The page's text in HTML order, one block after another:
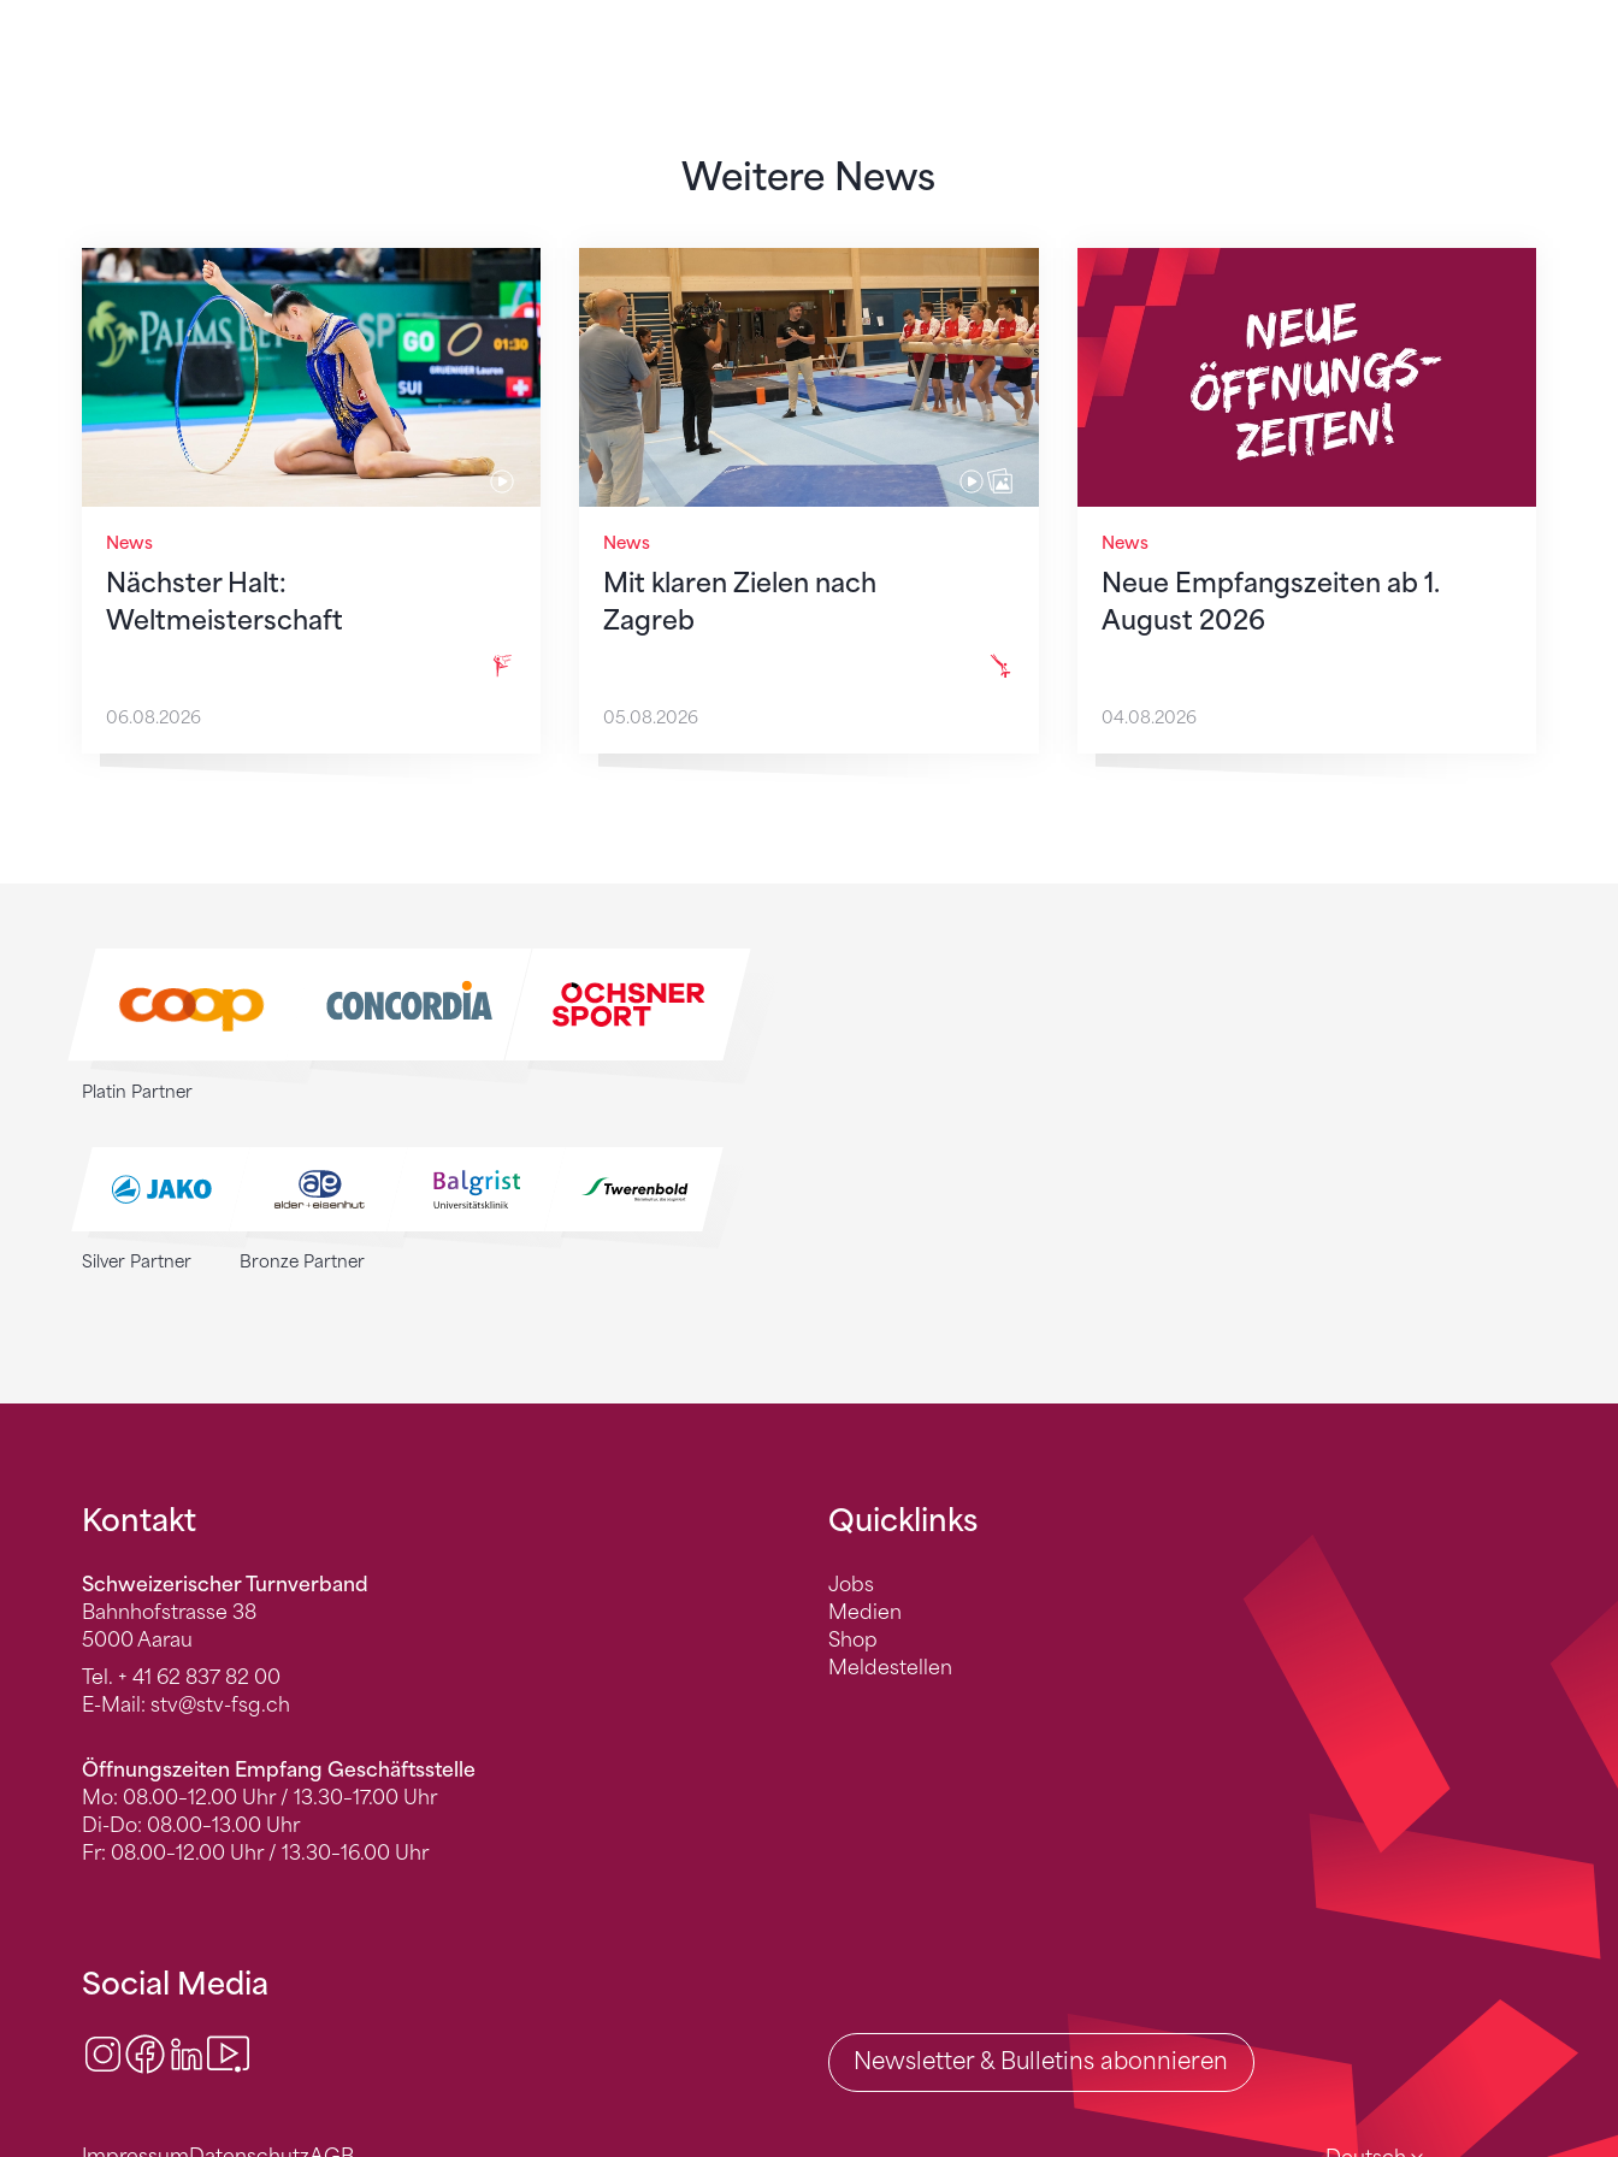
Weitere News
News
Nächster Halt:
Weltmeisterschaft
Nächster Halt: Weltmeisterschaft
06.08.2026
News
Mit klaren Zielen nach
Zagreb
Mit klaren Zielen nach Zagreb
05.08.2026
News
Neue Empfangszeiten ab 1.
August 2026
Neue Empfangszeiten ab 1. August 2026
04.08.2026
Platin Partner
Silver Partner Bronze Partner
Fusszeile
Kontakt
Schweizerischer Turnverband
Bahnhofstrasse 38
5000 Aarau
Tel. + 41 62 837 82 00
E-Mail: stv@stv-fsg.ch
Öffnungszeiten Empfang Geschäftsstelle
Mo: 08.00–12.00 Uhr / 13.30–17.00 Uhr
Di-Do: 08.00–13.00 Uhr
Fr: 08.00–12.00 Uhr / 13.30–16.00 Uhr
Quicklinks
Jobs
Medien
Shop
Meldestellen
Social Media
Instagram
Facebook
LinkedIn Newsletter & Bulletins abonnieren